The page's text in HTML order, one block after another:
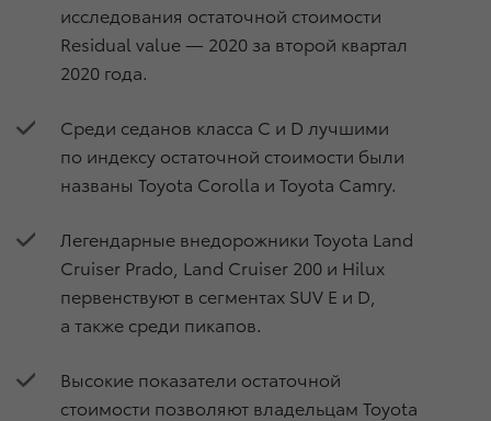
исследования остаточной стоимости
Residual value — 2020 за второй квартал
2020 года.
Среди седанов класса C и D лучшими
по индексу остаточной стоимости были
названы Toyota Corolla и Toyota Camry.
Легендарные внедорожники Toyota Land
Cruiser Prado, Land Cruiser 200 и Hilux
первенствуют в сегментах SUV E и D,
а также среди пикапов.
Высокие показатели остаточной
стоимости позволяют владельцам Toyota